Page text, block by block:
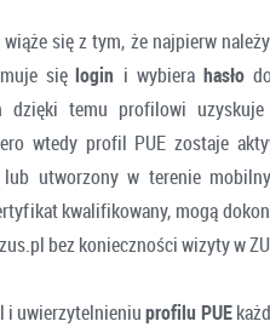
się z tym, że najpierw
sięlogin i wybiera hasło
dzięki temu profilowi
wtedy profil PUE zostaje
utworzony w terenie
kwalifikowany, mogą
bez konieczności wizyty w
i uwierzytelnieniuprofilu PUE